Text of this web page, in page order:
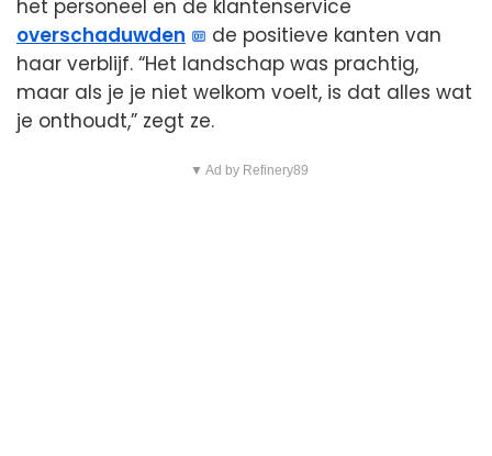
het personeel en de klantenservice
overschaduwden
de positieve kanten van
haar verblijf. “Het landschap was prachtig,
maar als je je niet welkom voelt, is dat alles wat
je onthoudt,” zegt ze.
▼ Ad by Refinery89